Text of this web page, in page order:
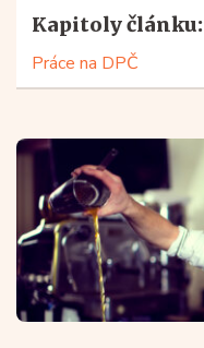
Kapitoly článku:
Práce na DPČ